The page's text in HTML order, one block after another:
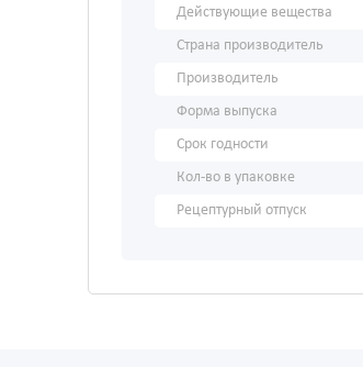
Действующие вещества
Страна производитель
Производитель
Форма выпуска
Срок годности
Кол-во в упаковке
Рецептурный отпуск